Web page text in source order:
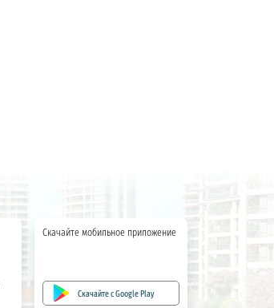
Скачайте мобильное приложение
Скачайте с Google Play